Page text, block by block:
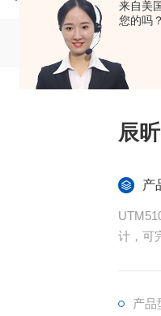
来自美
您的吗？
辰
产
计，可
产品